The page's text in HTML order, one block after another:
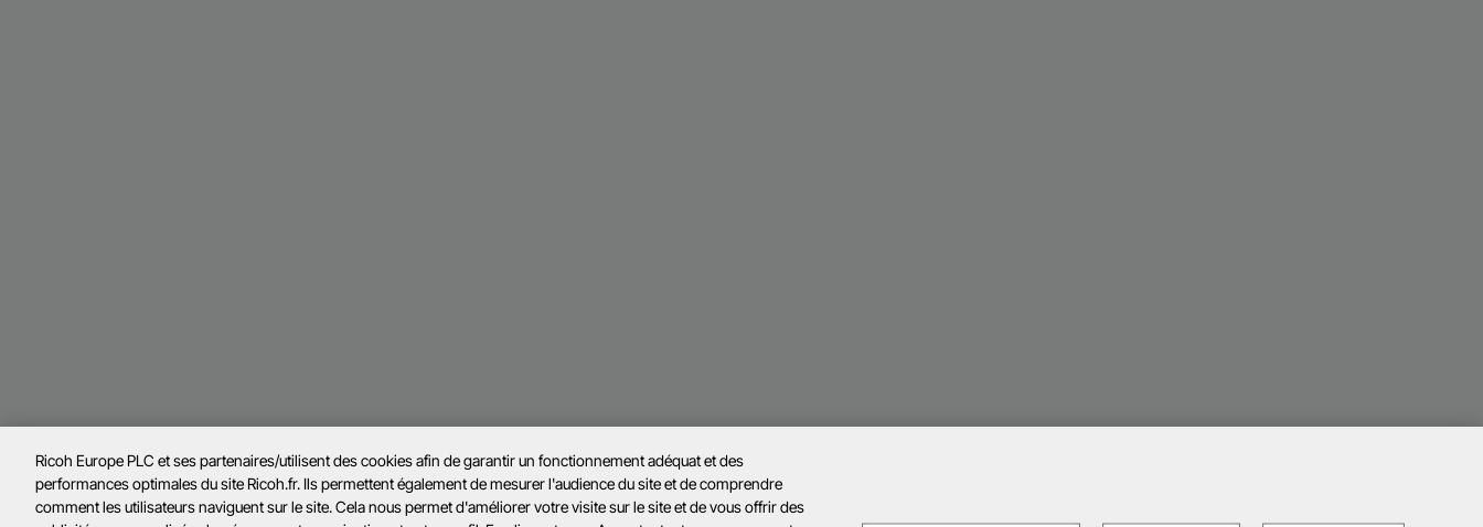
Ricoh Europe PLC et ses partenaires/utilisent des cookies afin de garantir un fonctionnement adéquat et des
performances optimales du site Ricoh.fr. Ils permettent également de mesurer l'audience du site et de comprendre
comment les utilisateurs naviguent sur le site. Cela nous permet d'améliorer votre visite sur le site et de vous offrir des